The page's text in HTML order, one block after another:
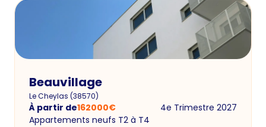
Beauvillage
Le Cheylas (38570)
À partir de162000€
4e Trimestre 2027
Appartements neufs T2 à T4